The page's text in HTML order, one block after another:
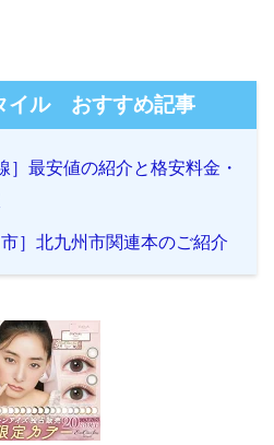
イル おすすめ記事
］最安値の紹介と格安料金・
］北九州市関連本のご紹介